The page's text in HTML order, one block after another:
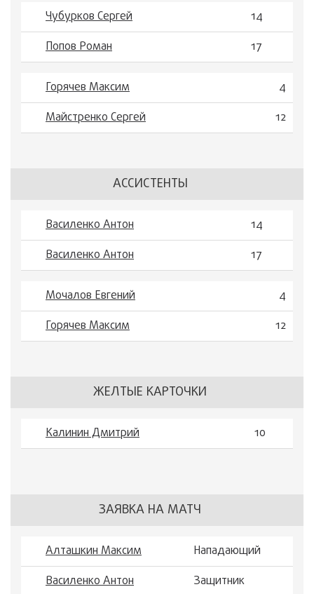
Чубурков Сергей
14
Попов Роман
17
Горячев Максим
4
Майстренко Сергей
12
АССИСТЕНТЫ
Василенко Антон
14
Василенко Антон
17
Мочалов Евгений
4
Горячев Максим
12
ЖЕЛТЫЕ КАРТОЧКИ
Калинин Дмитрий 10
ЗАЯВКА НА МАТЧ
Алташкин Максим
Нападающий
Василенко Антон
Защитник